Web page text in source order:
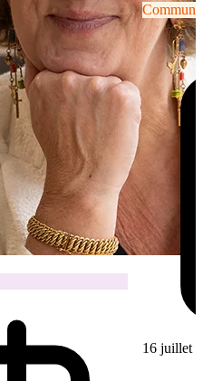
16 juillet